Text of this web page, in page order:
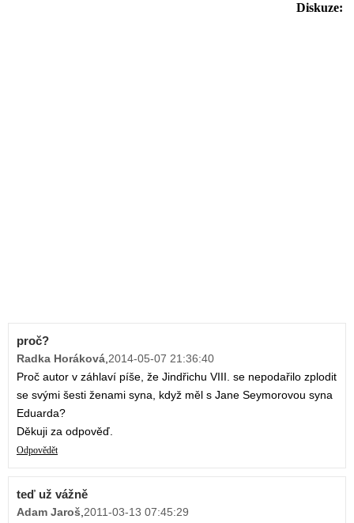
Diskuze:
proč?
Radka Horáková 2014-05-07 21:36:40
Proč autor v záhlaví píše, že Jindřichu VIII. se nepodařilo zplodit
se svými šesti ženami syna, když měl s Jane Seymorovou syna
Eduarda?
Děkuji za odpověď.
Odpovědět
teď už vážně
Adam Jaroš 2011-03-13 07:45:29